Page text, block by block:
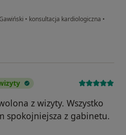
• konsultacja kardiologiczna •
z wizyty. Wszystko
spokojniejsza z gabinetu.